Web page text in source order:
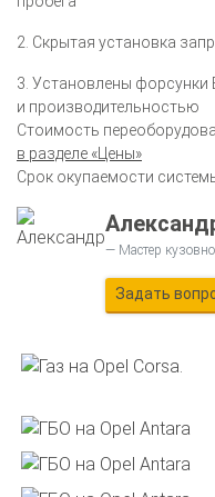
2. Скрытая установка
3. Установлены
и производительностью
Стоимость
в разделе «Цены»
Срок окупаемости
Мастер
Задать